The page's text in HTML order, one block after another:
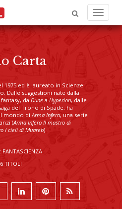
Menu
Carta
1975 ed è laureato in Scienze
Dalle suggestioni nate dalla
da Dunea Hyperion, dalle
del Trono di Spade, ha
mondo diArma Infero, una serie
(Arma Infero Il mastro di
I cieli di Muareb).
FANTASCIENZA
6 TITOLI